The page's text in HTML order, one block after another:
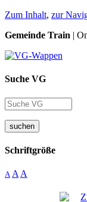
Zum Inhalt, zur
Gemeinde Train |
Suche VG
suchen
Schriftgröße
A A A